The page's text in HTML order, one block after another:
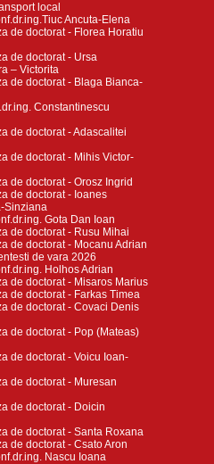
local
Ancuta-Elena
de doctorat - Florea Horatiu
de doctorat - Ursa
– Victorita
de doctorat - Blaga Bianca-
Constantinescu
de doctorat - Adascalitei
de doctorat - Mihis Victor-
de doctorat - Orosz Ingrid
de doctorat - Ioanes
Sinziana
Gota Dan Ioan
de doctorat - Rusu Mihai
de doctorat - Mocanu Adrian
de vara 2026
Holhos Adrian
de doctorat - Misaros Marius
de doctorat - Farkas Timea
de doctorat - Covaci Denis
de doctorat - Pop (Mateas)
de doctorat - Voicu Ioan-
de doctorat - Muresan
de doctorat - Doicin
de doctorat - Santa Roxana
de doctorat - Csato Aron
Nascu Ioana